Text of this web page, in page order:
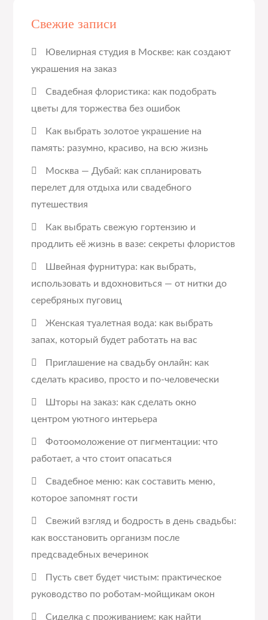
Свежие записи
Ювелирная студия в Москве: как создают
украшения на заказ
Свадебная флористика: как подобрать
цветы для торжества без ошибок
Как выбрать золотое украшение на
память: разумно, красиво, на всю жизнь
Москва — Дубай: как спланировать
перелет для отдыха или свадебного
путешествия
Как выбрать свежую гортензию и
продлить её жизнь в вазе: секреты флористов
Швейная фурнитура: как выбрать,
использовать и вдохновиться — от нитки до
серебряных пуговиц
Женская туалетная вода: как выбрать
запах, который будет работать на вас
Приглашение на свадьбу онлайн: как
сделать красиво, просто и по-человечески
Шторы на заказ: как сделать окно
центром уютного интерьера
Фотоомоложение от пигментации: что
работает, а что стоит опасаться
Свадебное меню: как составить меню,
которое запомнят гости
Свежий взгляд и бодрость в день свадьбы:
как восстановить организм после
предсвадебных вечеринок
Пусть свет будет чистым: практическое
руководство по роботам-мойщикам окон
Сиделка с проживанием: как найти